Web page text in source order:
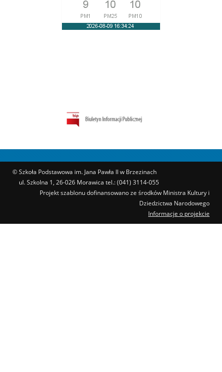
© Szkoła Podstawowa im. Jana Pawła II w Brzezinach
ul. Szkolna 1, 26-026 Morawica tel.: (041) 3114-055
Projekt szablonu dofinansowano ze środków Ministra Kultury i
Dziedzictwa Narodowego
Informacje o projekcie